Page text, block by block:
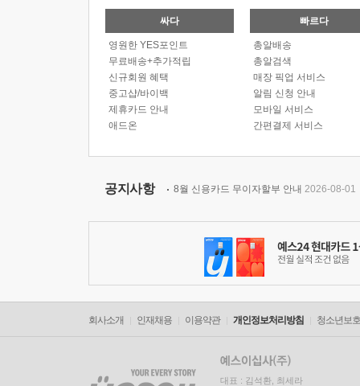
싸다
영원한 YES포인트
무료배송+추가적립
신규회원 혜택
중고샵/바이백
제휴카드 안내
애드온
빠르다
총알배송
총알검색
매장 픽업 서비스
알림 신청 안내
모바일 서비스
간편결제 서비스
공지사항 8월 신용카드 무이자할부 안내 2026-08-01
회사소개 인재채용 이용약관 개인정보처리방침 청소년보
대표 : 김석환, 최세라